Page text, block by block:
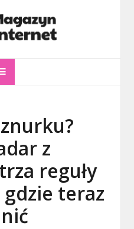
z
reguły
gdzie teraz